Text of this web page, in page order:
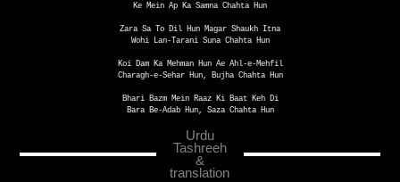
Ke Mein Ap Ka Samna Chahta Hun
Zara Sa To Dil Hun Magar Shaukh Itna
Wohi Lan-Tarani Suna Chahta Hun
Koi Dam Ka Mehman Hun Ae Ahl-e-Mehfil
Charagh-e-Sehar Hun, Bujha Chahta Hun
Bhari Bazm Mein Raaz Ki Baat Keh Di
Bara Be-Adab Hun, Saza Chahta Hun
Urdu
Tashreeh
&
translation